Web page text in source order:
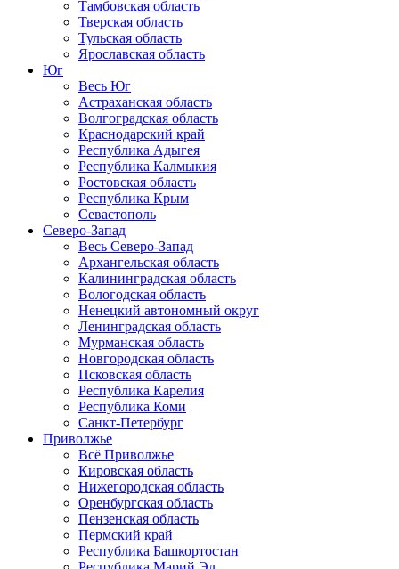
Тамбовская область
Тверская область
Тульская область
Ярославская область
Юг
Весь Юг
Астраханская область
Волгоградская область
Краснодарский край
Республика Адыгея
Республика Калмыкия
Ростовская область
Республика Крым
Севастополь
Северо-Запад
Весь Северо-Запад
Архангельская область
Калининградская область
Вологодская область
Ненецкий автономный округ
Ленинградская область
Мурманская область
Новгородская область
Псковская область
Республика Карелия
Республика Коми
Санкт-Петербург
Приволжье
Всё Приволжье
Кировская область
Нижегородская область
Оренбургская область
Пензенская область
Пермский край
Республика Башкортостан